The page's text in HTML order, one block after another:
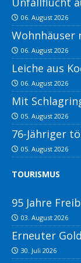
06. August 2026
Wohnhäuser
06. August 2026
Leiche aus
06. August 2026
Mit
05. August 2026
76-Jähriger
05. August 2026
TOURISMUS
95 Jahre
03. August 2026
Erneuter
30. Juli 2026